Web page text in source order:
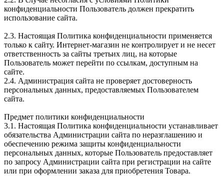
конфиденциальности Пользователь должен прекратить
использование сайта.
2.3. Настоящая Политика конфиденциальности применяется
только к сайту. Интернет-магазин не контролирует и не несет
ответственность за сайты третьих лиц, на которые
Пользователь может перейти по ссылкам, доступным на
сайте.
2.4. Администрация сайта не проверяет достоверность
персональных данных, предоставляемых Пользователем
сайта.
Предмет политики конфиденциальности
3.1. Настоящая Политика конфиденциальности устанавливает
обязательства Администрации сайта по неразглашению и
обеспечению режима защиты конфиденциальности
персональных данных, которые Пользователь предоставляет
по запросу Администрации сайта при регистрации на сайте
или при оформлении заказа для приобретения Товара.